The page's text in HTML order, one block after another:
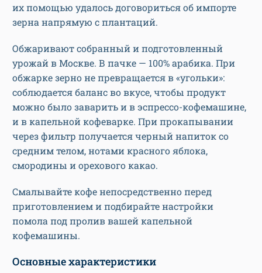
их помощью удалось договориться об импорте
зерна напрямую с плантаций.
Обжаривают собранный и подготовленный
урожай в Москве. В пачке — 100% арабика. При
обжарке зерно не превращается в «угольки»:
соблюдается баланс во вкусе, чтобы продукт
можно было заварить и в эспрессо-кофемашине,
и в капельной кофеварке. При прокапывании
через фильтр получается черный напиток со
средним телом, нотами красного яблока,
смородины и орехового какао.
Смалывайте кофе непосредственно перед
приготовлением и подбирайте настройки
помола под пролив вашей капельной
кофемашины.
Основные характеристики